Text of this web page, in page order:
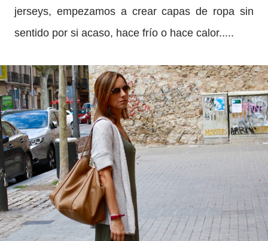
jerseys, empezamos a crear capas de ropa sin
sentido por si acaso, hace frío o hace calor.....